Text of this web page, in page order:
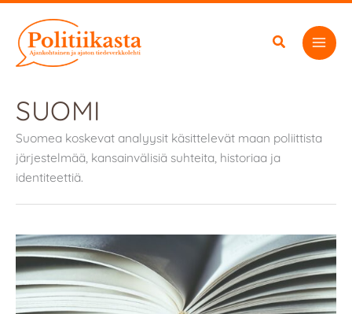
sisältöön
SUOMI
Suomea koskevat analyysit käsittelevät maan poliittista
järjestelmää, kansainvälisiä suhteita, historiaa ja
identiteettiä.